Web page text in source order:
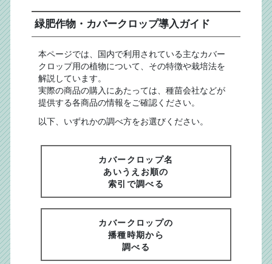
緑肥作物・カバークロップ導入ガイド
本ページでは、国内で利用されている主なカバー
クロップ用の植物について、その特徴や栽培法を
解説しています。
実際の商品の購入にあたっては、種苗会社などが
提供する各商品の情報をご確認ください。
以下、いずれかの調べ方をお選びください。
カバークロップ名
あいうえお順の
索引で調べる
カバークロップの
播種時期から
調べる